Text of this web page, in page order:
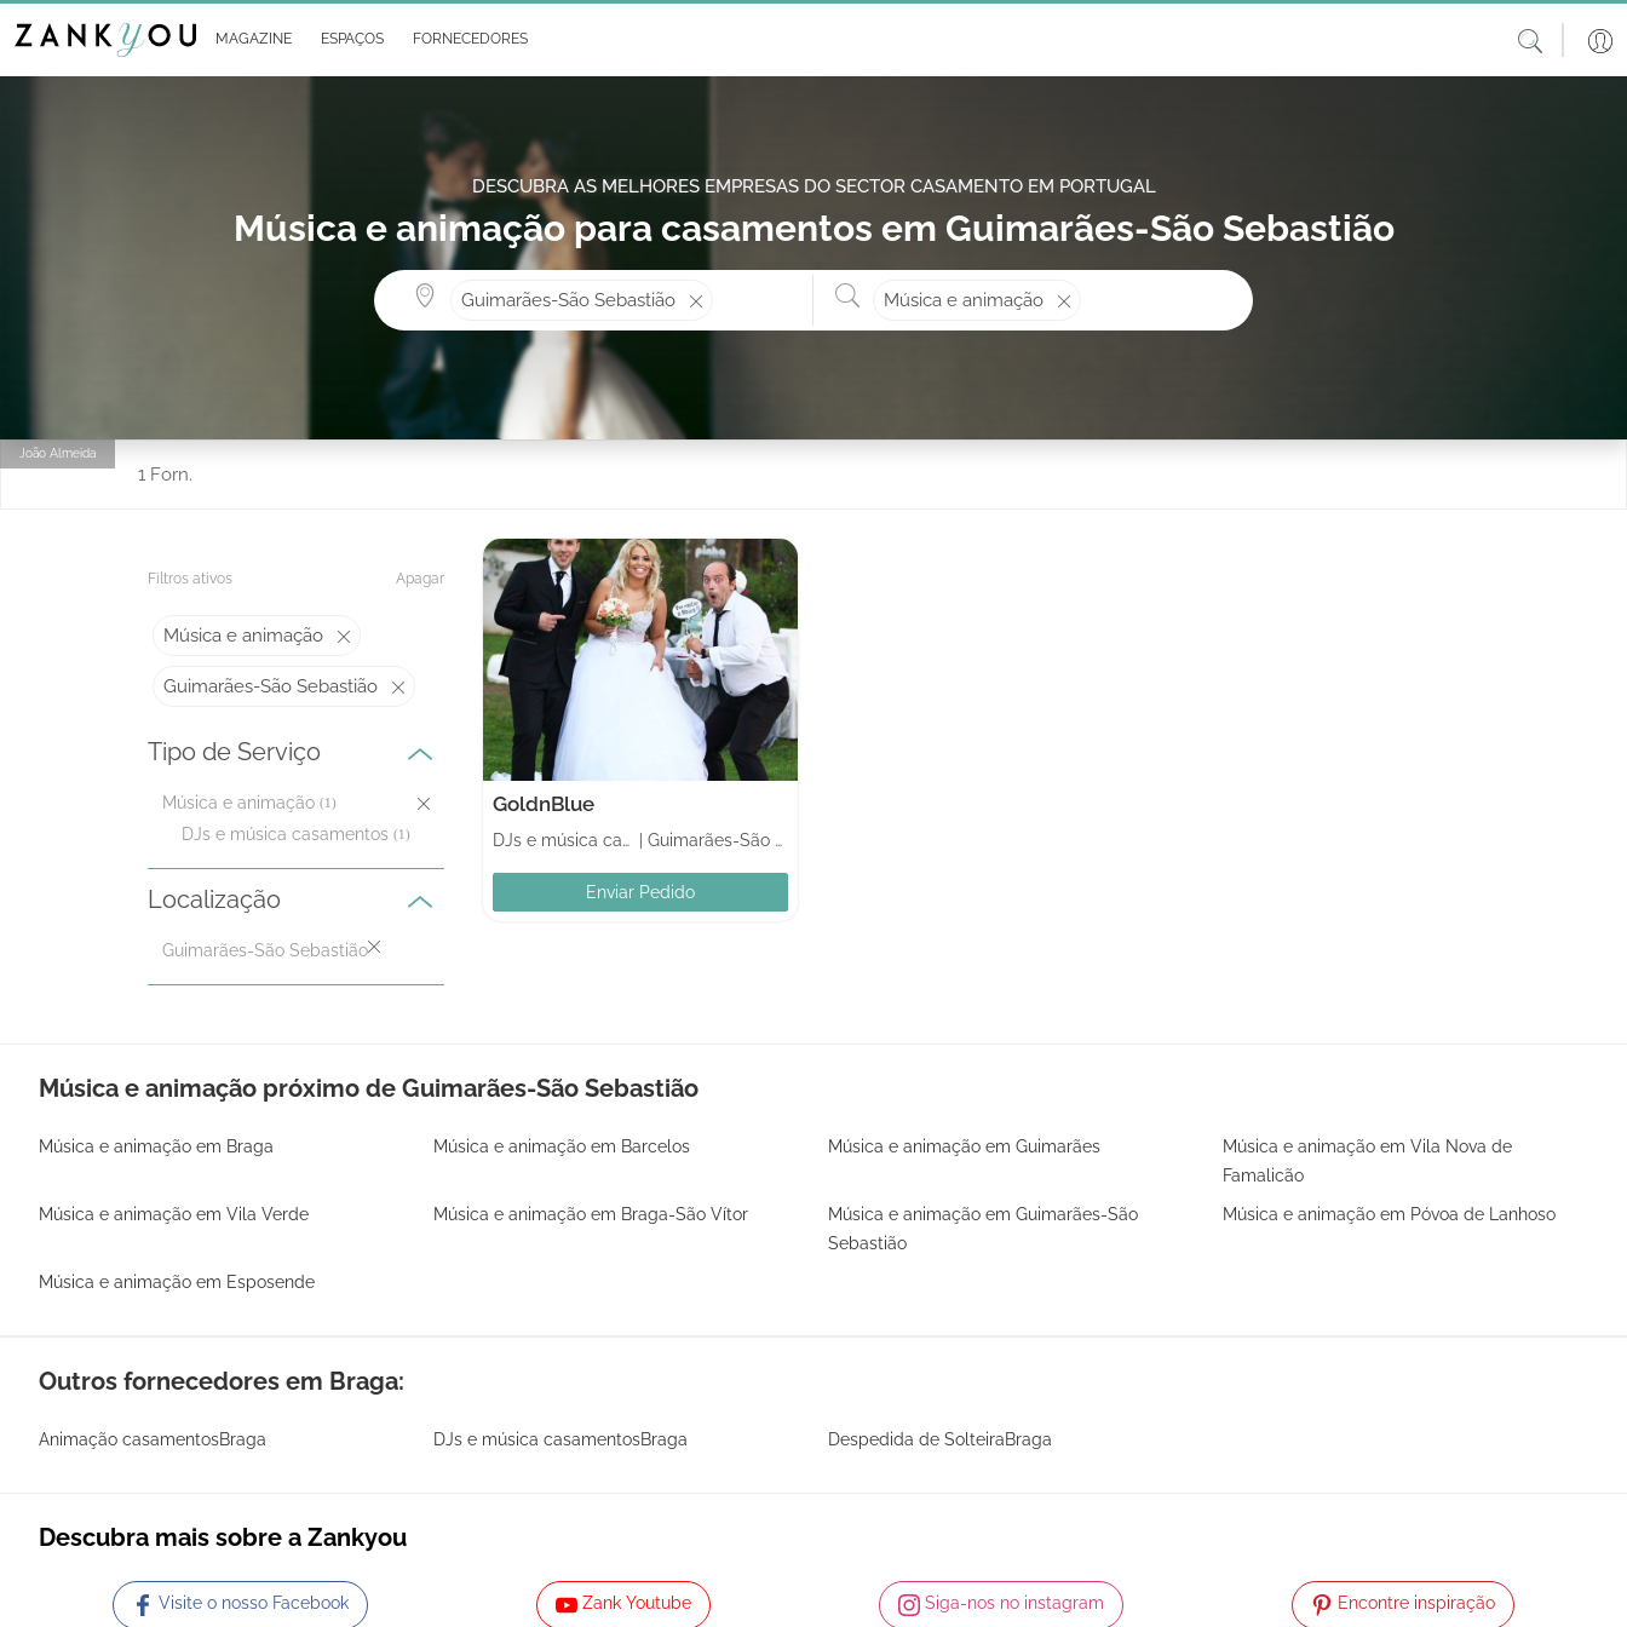
MAGAZINE ESPAÇOS FORNECEDORES
DESCUBRA AS MELHORES EMPRESAS DO SECTOR CASAMENTO EM PORTUGAL
Música e animação para casamentos em Guimarães-São Sebastião
Onde? ex: Cascais
Guimarães-São Sebastião
O que procura?
Música e animação
João Almeida
1 Forn.
Filtros ativos Apagar
Música e animação
Guimarães-São Sebastião
Tipo de Serviço
Música e animação (1)
DJs e música casamentos (1)
Localização
Guimarães-São Sebastião
GoldnBlue
DJs e música casamentos Guimarães-São Sebastião
Enviar Pedido
Música e animação próximo de Guimarães-São Sebastião
Música e animação em Braga Música e animação em Barcelos Música e animação em Guimarães
Música e animação em Vila Nova de
Famalicão
Música e animação em Vila Verde
Música e animação em Braga-São Vítor
Música e animação em Guimarães-São
Sebastião
Música e animação em Póvoa de Lanhoso
Música e animação em Esposende
Outros fornecedores em Braga:
Animação casamentosBraga DJs e música casamentosBraga Despedida de SolteiraBraga
Descubra mais sobre a Zankyou
Visite o nosso Facebook Zank Youtube Siga-nos no instagram Encontre inspiração